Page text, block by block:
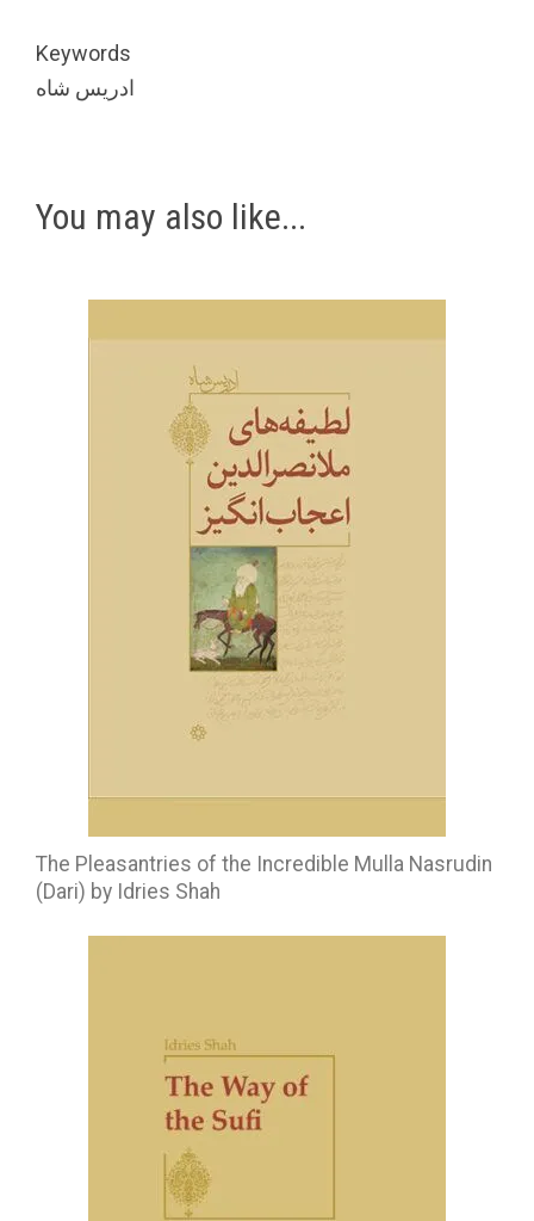
Keywords
ادریس شاه
You may also like...
The Pleasantries of the Incredible Mulla Nasrudin
(Dari) by Idries Shah